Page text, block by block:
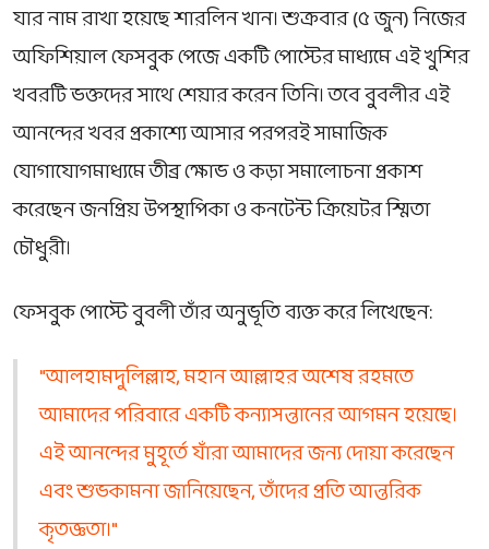
যার নাম রাখা হয়েছে শারলিন খান। শুক্রবার (৫ জুন) নিজের
অফিশিয়াল ফেসবুক পেজে একটি পোস্টের মাধ্যমে এই খুশির
খবরটি ভক্তদের সাথে শেয়ার করেন তিনি। তবে বুবলীর এই
আনন্দের খবর প্রকাশ্যে আসার পরপরই সামাজিক
যোগাযোগমাধ্যমে তীব্র ক্ষোভ ও কড়া সমালোচনা প্রকাশ
করেছেন জনপ্রিয় উপস্থাপিকা ও কনটেন্ট ক্রিয়েটর স্মিতা
চৌধুরী।
ফেসবুক পোস্টে বুবলী তাঁর অনুভূতি ব্যক্ত করে লিখেছেন:
"আলহামদুলিল্লাহ, মহান আল্লাহর অশেষ রহমতে
আমাদের পরিবারে একটি কন্যাসন্তানের আগমন হয়েছে।
এই আনন্দের মুহূর্তে যাঁরা আমাদের জন্য দোয়া করেছেন
এবং শুভকামনা জানিয়েছেন, তাঁদের প্রতি আন্তরিক
কৃতজ্ঞতা।"